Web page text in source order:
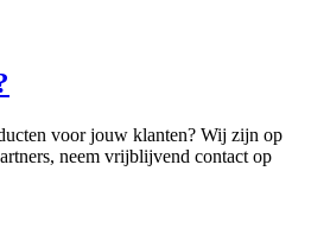
voor jouw klanten? Wij zijn op
neem vrijblijvend contact op